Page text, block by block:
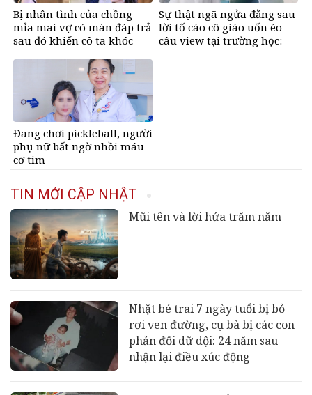
Bị nhân tình của chồng
mỉa mai vợ có màn đáp trả
sau đó khiến cô ta khóc
Sự thật ngã ngửa đằng sau
lời tố cáo cô giáo uốn éo
câu view tại trường học:
Đang chơi pickleball, người
phụ nữ bất ngờ nhồi máu
cơ tim
TIN MỚI CẬP NHẬT
Mũi tên và lời hứa trăm năm
Nhặt bé trai 7 ngày tuổi bị bỏ
rơi ven đường, cụ bà bị các con
phản đối dữ dội: 24 năm sau
nhận lại điều xúc động